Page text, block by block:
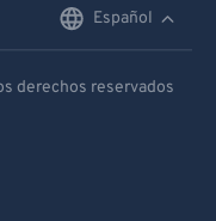
Español
derechos reservados